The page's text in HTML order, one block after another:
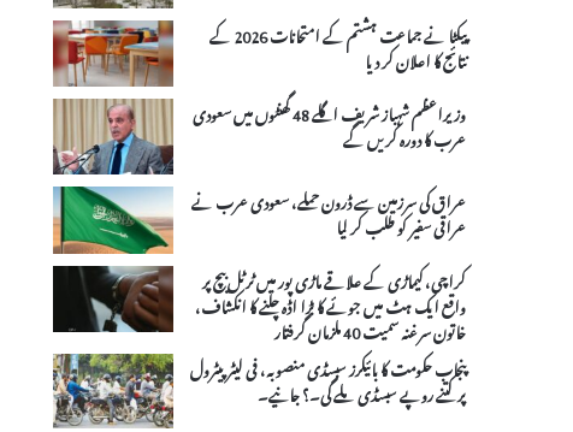
پیکٹا نے جماعت ہشتم کے امتحانات 2026 کے
نتائج کا اعلان کر دیا
وزیراعظم شہباز شریف اگلے 48 گھنٹوں میں سعودی
عرب کا دورہ کریں گے
عراق کی سرزمین سے ڈرون حملے، سعودی عرب نے
عراقی سفیر کو طلب کر لیا
کراچی، کیماڑی کے علاقے ماڑی پور میں ٹرٹل بیچ پر
واقع ایک ہٹ میں جوئے کا بڑا اڈہ چلنے کا انکشاف،
خاتون سرغنہ سمیت 40 ملزمان گرفتار
پنجاب حکومت کا بائیکرز سبسڈی منصوبہ، فی لیٹر پیٹرول
پر کتنے روپے سبسڈی ملے گی۔؟ جانیے۔